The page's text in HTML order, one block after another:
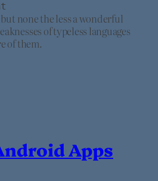
none the less a wonderful
of typeless languages
of them.
Apps